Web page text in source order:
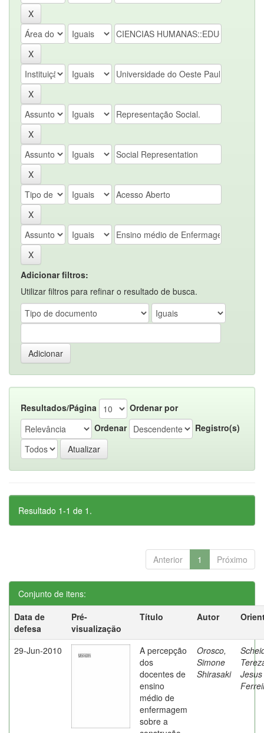
Adicionar filtros:
Utilizar filtros para refinar o resultado de busca.
Resultados/Página
Ordenar por
Ordenar
Registro(s)
Resultado 1-1 de 1.
Anterior 1 Próximo
Conjunto de itens:
Data de
defesa
Pré-
visualização
Título Autor
29-Jun-2010
A percepção
dos
docentes de
ensino
médio de
enfermagem
sobre a
Orosco,
Simone
Shirasaki
Jesus